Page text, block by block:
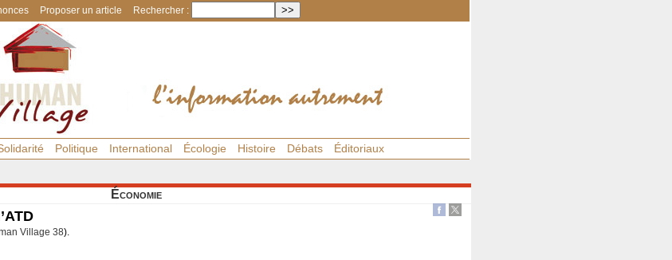
Proposer un article Rechercher :
Politique International Écologie Histoire Débats Éditoriaux
Économie
Village 38).